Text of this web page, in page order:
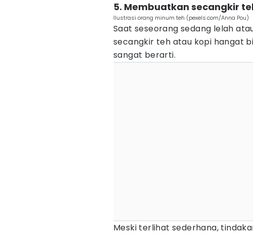
5. Membuatkan secangkir
Ilustrasi orang minum teh (pexels.com/Anna Pou)
Saat seseorang sedang lelah
secangkir teh atau kopi hangat
sangat berarti.
Meski terlihat sederhana,